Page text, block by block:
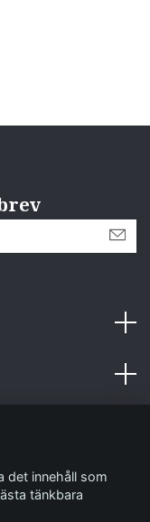
det innehåll som
tänkbara